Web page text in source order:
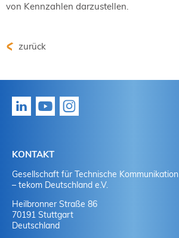
von Kennzahlen darzustellen.
zurück
KONTAKT
Gesellschaft für Technische Kommunikation
– tekom Deutschland e.V.
Heilbronner Straße 86
70191 Stuttgart
Deutschland